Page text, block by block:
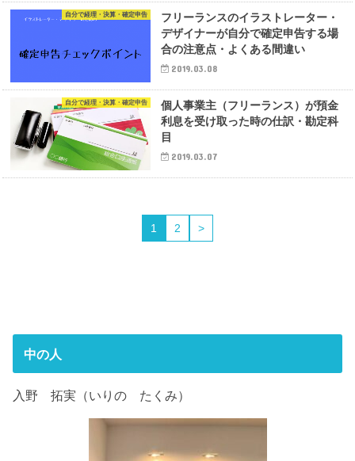
自分で経理・決算・確定申告
フリーランスのイラストレーター・
デザイナーが自分で確定申告する場
合の注意点・よくある間違い
2019.03.08
自分で経理・決算・確定申告
個人事業主（フリーランス）が預金
利息を受け取った時の仕訳・勘定科
目
2019.03.07
1 2 >
中の人
入野 拓実（いりの たくみ）